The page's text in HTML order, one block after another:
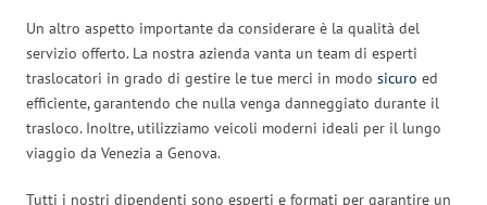
Un altro aspetto importante da considerare è la qualità del
servizio offerto. La nostra azienda vanta un team di esperti
traslocatori in grado di gestire le tue merci in modo sicuro ed
efficiente, garantendo che nulla venga danneggiato durante il
trasloco. Inoltre, utilizziamo veicoli moderni ideali per il lungo
viaggio da Venezia a Genova.
Tutti i nostri dipendenti sono esperti e formati per garantire un